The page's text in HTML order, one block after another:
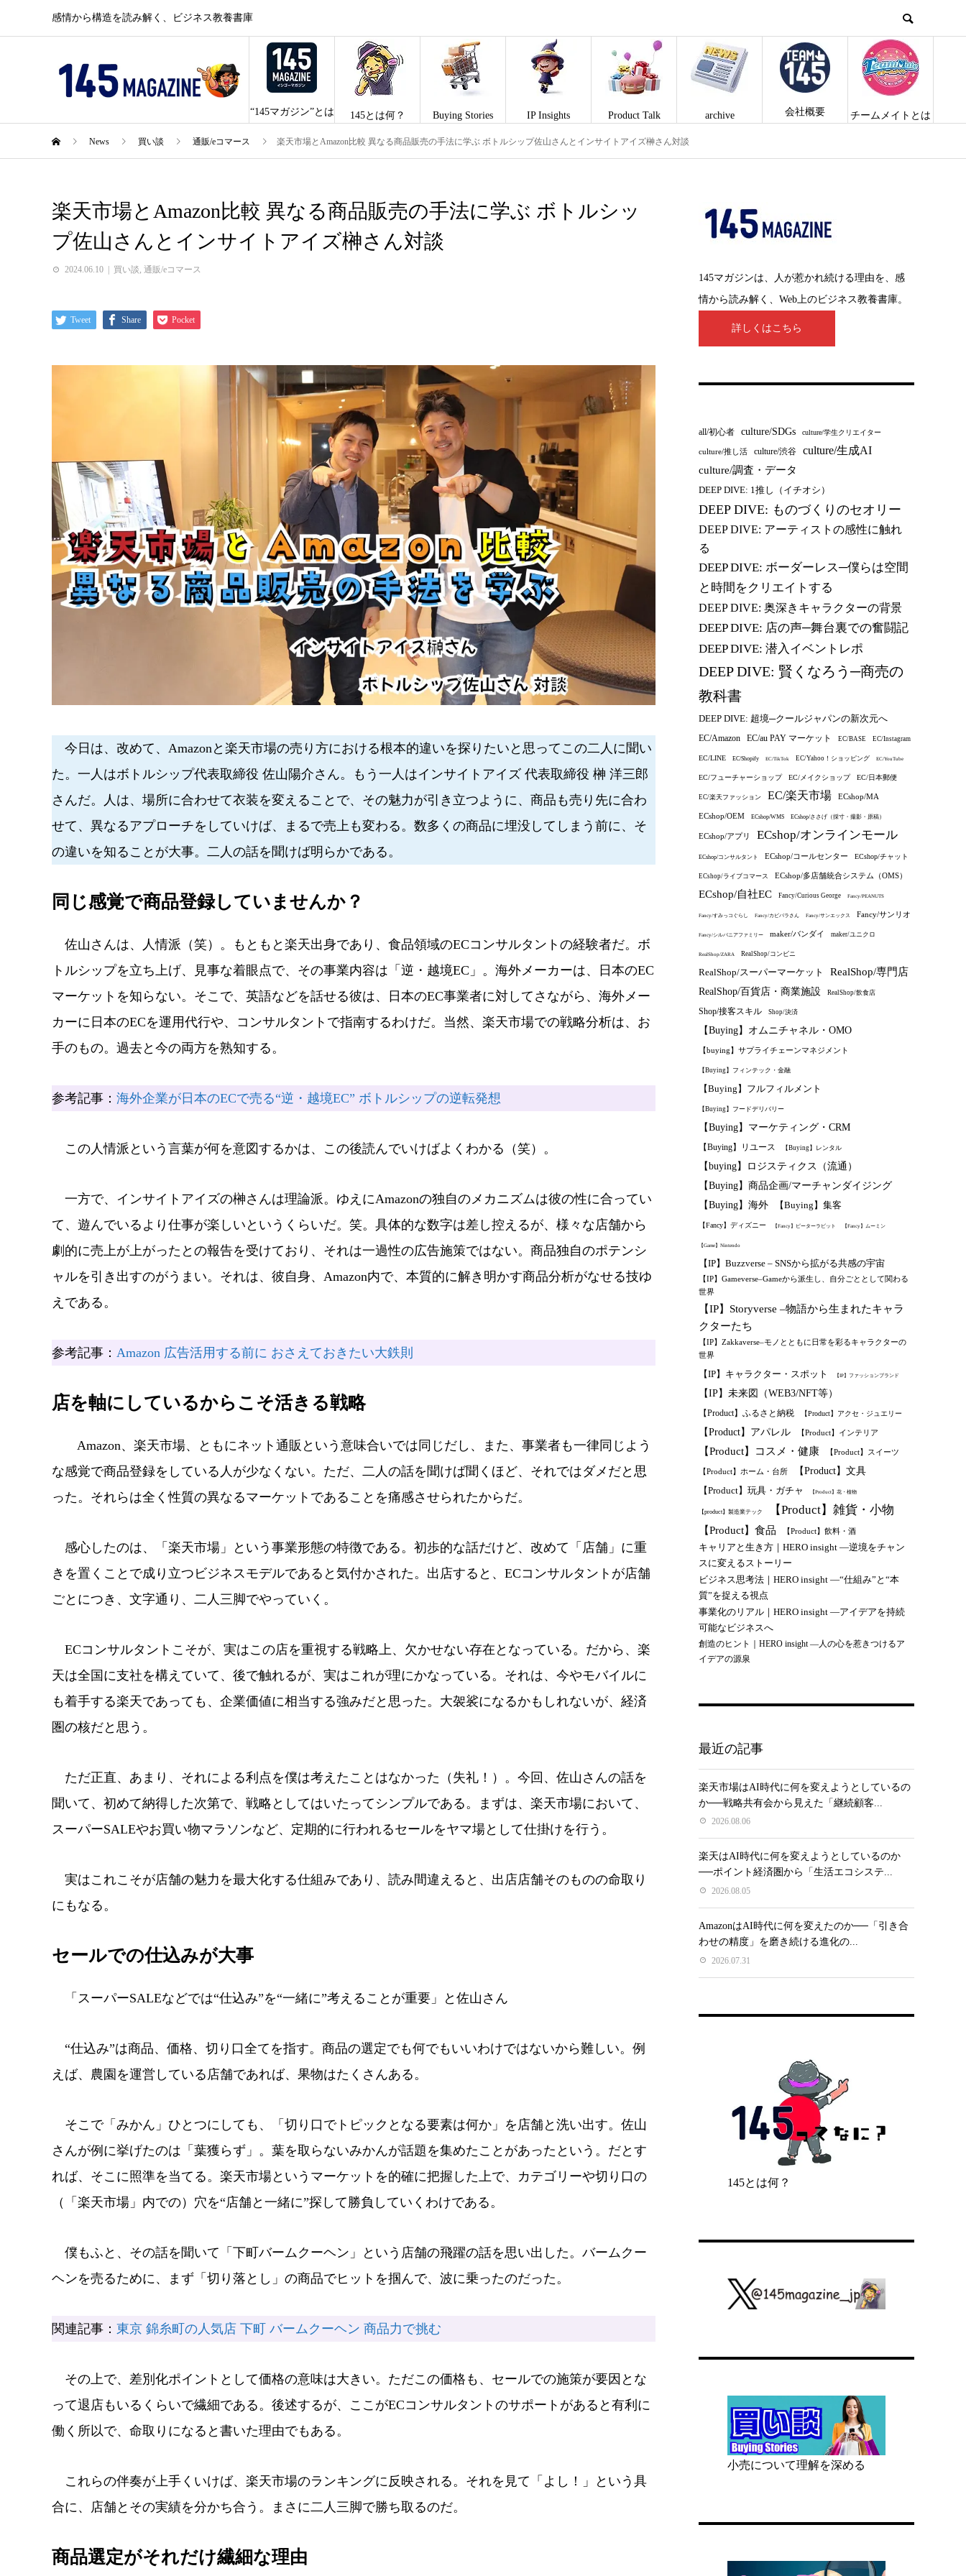
感情から構造を読み解く、ビジネス教養書庫
“145マガジン”とは 145とは何？ Buying Stories IP Insights Product Talk archive 会社概要 チームメイトとは
News 買い談 通販/eコマース 楽天市場とAmazon比較 異なる商品販売の手法に学ぶ ボトルシップ佐山さんとインサイトアイズ榊さん対談
楽天市場とAmazon比較 異なる商品販売の手法に学ぶ ボトルシッ
プ佐山さんとインサイトアイズ榊さん対談
2024.06.10 買い談, 通販/eコマース
Tweet Share Pocket
今日は、改めて、Amazonと楽天市場の売り方における根本的違いを探りたいと思ってこの二人に聞い
た。一人はボトルシップ代表取締役 佐山陽介さん。もう一人はインサイトアイズ 代表取締役 榊 洋三郎
さんだ。人は、場所に合わせて衣装を変えることで、その魅力が引き立つように、商品も売り先に合わ
せて、異なるアプローチをしていけば、まるで売上も変わる。数多くの商品に埋没してしまう前に、そ
の違いを知ることが大事。二人の話を聞けば明らかである。
同じ感覚で商品登録していませんか？
佐山さんは、人情派（笑）。もともと楽天出身であり、食品領域のECコンサルタントの経験者だ。ボ
トルシップを立ち上げ、見事な着眼点で、その事業内容は「逆・越境EC」。海外メーカーは、日本のEC
マーケットを知らない。そこで、英語などを話せる彼は、日本のEC事業者に対してさながら、海外メー
カーに日本のECを運用代行や、コンサルタントで指南するわけだ。当然、楽天市場での戦略分析は、お
手のもの。過去と今の両方を熟知する。
参考記事： 海外企業が日本のECで売る“逆・越境EC” ボトルシップの逆転発想
この人情派という言葉が何を意図するかは、この後読んでいけばよくわかる（笑）。
一方で、インサイトアイズの榊さんは理論派。ゆえにAmazonの独自のメカニズムは彼の性に合ってい
て、遊んでいるより仕事が楽しいというくらいだ。笑。具体的な数字は差し控えるが、様々な店舗から
劇的に売上が上がったとの報告を受けており、それは一過性の広告施策ではない。商品独自のポテンシ
ャルを引き出すのがうまい。それは、彼自身、Amazon内で、本質的に解き明かす商品分析がなせる技ゆ
えである。
参考記事： Amazon 広告活用する前に おさえておきたい大鉄則
店を軸にしているからこそ活きる戦略
Amazon、楽天市場、ともにネット通販という意味合いでは同じだし、また、事業者も一律同じよう
な感覚で商品登録をしている人が少なくない。ただ、二人の話を聞けば聞くほど、それではダメだと思
った。それらは全く性質の異なるマーケットであることを痛感させられたからだ。
感心したのは、「楽天市場」という事業形態の特徴である。初歩的な話だけど、改めて「店舗」に重
きを置くことで成り立つビジネスモデルであると気付かされた。出店すると、ECコンサルタントが店舗
ごとにつき、文字通り、二人三脚でやっていく。
ECコンサルタントこそが、実はこの店を重視する戦略上、欠かせない存在となっている。だから、楽
天は全国に支社を構えていて、後で触れるが、実はこれが理にかなっている。それは、今やモバイルに
も着手する楽天であっても、企業価値に相当する強みだと思った。大袈裟になるかもしれないが、経済
圏の核だと思う。
ただ正直、あまり、それによる利点を僕は考えたことはなかった（失礼！）。今回、佐山さんの話を
聞いて、初めて納得した次第で、戦略としてはいたってシンプルである。まずは、楽天市場において、
スーパーSALEやお買い物マラソンなど、定期的に行われるセールをヤマ場として仕掛けを行う。
実はこれこそが店舗の魅力を最大化する仕組みであり、読み間違えると、出店店舗そのものの命取り
にもなる。
セールでの仕込みが大事
「スーパーSALEなどでは“仕込み”を“一緒に”考えることが重要」と佐山さん
“仕込み”は商品、価格、切り口全てを指す。商品の選定でも何でもいいわけではないから難しい。例
えば、農園を運営している店舗であれば、果物はたくさんある。
そこで「みかん」ひとつにしても、「切り口でトピックとなる要素は何か」を店舗と洗い出す。佐山
さんが例に挙げたのは「葉獲らず」。葉を取らないみかんが話題を集めたことがあったという。だとす
れば、そこに照準を当てる。楽天市場というマーケットを的確に把握した上で、カテゴリーや切り口の
（「楽天市場」内での）穴を“店舗と一緒に”探して勝負していくわけである。
僕もふと、その話を聞いて「下町バームクーヘン」という店舗の飛躍の話を思い出した。バームクー
ヘンを売るために、まず「切り落とし」の商品でヒットを掴んで、波に乗ったのだった。
関連記事： 東京 錦糸町の人気店 下町 バームクーヘン 商品力で挑む
その上で、差別化ポイントとして価格の意味は大きい。ただこの価格も、セールでの施策が要因とな
って退店もいるくらいで繊細である。後述するが、ここがECコンサルタントのサポートがあると有利に
働く所以で、命取りになると書いた理由でもある。
これらの伴奏が上手くいけば、楽天市場のランキングに反映される。それを見て「よし！」という具
合に、店舗とその実績を分かち合う。まさに二人三脚で勝ち取るのだ。
商品選定がそれだけ繊細な理由
145マガジンは、人が惹かれ続ける理由を、感
情から読み解く、Web上のビジネス教養書庫。
詳しくはこちら
all/初心者 culture/SDGs culture/学生クリエイター
culture/推し活 culture/渋谷 culture/生成AI
culture/調査・データ
DEEP DIVE: 1推し（イチオシ）
DEEP DIVE: ものづくりのセオリー
DEEP DIVE: アーティストの感性に触れ
る
DEEP DIVE: ボーダーレス─僕らは空間
と時間をクリエイトする
DEEP DIVE: 奥深きキャラクターの背景
DEEP DIVE: 店の声─舞台裏での奮闘記
DEEP DIVE: 潜入イベントレポ
DEEP DIVE: 賢くなろう─商売の
教科書
DEEP DIVE: 超境─クールジャパンの新次元へ
EC/Amazon EC/au PAY マーケット EC/BASE EC/Instagram
EC/LINE EC/Shopify EC/TikTok EC/Yahoo！ショッピング EC/YouTube
EC/フューチャーショップ EC/メイクショップ EC/日本郵便
EC/楽天ファッション EC/楽天市場 ECshop/MA
ECshop/OEM ECshop/WMS ECshop/ささげ（採寸・撮影・原稿）
ECshop/アプリ ECshop/オンラインモール
ECshop/コンサルタント ECshop/コールセンター ECshop/チャット
ECshop/ライブコマース ECshop/多店舗統合システム（OMS）
ECshop/自社EC Fancy/Curious George Fancy/PEANUTS
Fancy/すみっコぐらし Fancy/カピバラさん Fancy/サンエックス Fancy/サンリオ
Fancy/シルバニアファミリー maker/バンダイ maker/ユニクロ
RealShop/ZARA RealShop/コンビニ
RealShop/スーパーマーケット RealShop/専門店
RealShop/百貨店・商業施設 RealShop/飲食店
Shop/接客スキル Shop/決済
【Buying】オムニチャネル・OMO
【buying】サプライチェーンマネジメント
【Buying】フィンテック・金融
【Buying】フルフィルメント
【Buying】フードデリバリー
【Buying】マーケティング・CRM
【Buying】リユース 【Buying】レンタル
【buying】ロジスティクス（流通）
【Buying】商品企画/マーチャンダイジング
【Buying】海外
【Buying】集客
【Fancy】ディズニー 【Fancy】ピーターラビット 【Fancy】ムーミン
【Game】Nintendo
【IP】Buzzverse – SNSから拡がる共感の宇宙
【IP】Gameverse–Gameから派生し、自分ごととして関わる
世界
【IP】Storyverse –物語から生まれたキャラ
クターたち
【IP】Zakkaverse–モノとともに日常を彩るキャラクターの
世界
【IP】キャラクター・スポット 【IP】ファッションブランド
【IP】未来図（WEB3/NFT等）
【Product】ふるさと納税 【Product】アクセ・ジュエリー
【Product】アパレル 【Product】インテリア
【Product】コスメ・健康 【Product】スイーツ
【Product】ホーム・台所 【Product】文具
【Product】玩具・ガチャ 【Product】花・植物
【product】製造業テック 【Product】雑貨・小物
【Product】食品 【Product】飲料・酒
キャリアと生き方｜HERO insight —逆境をチャン
スに変えるストーリー
ビジネス思考法｜HERO insight —“仕組み”と“本
質”を捉える視点
事業化のリアル｜HERO insight —アイデアを持続
可能なビジネスへ
創造のヒント｜HERO insight —人の心を惹きつけるア
イデアの源泉
最近の記事
楽天市場はAI時代に何を変えようとしているの
か──戦略共有会から見えた「継続顧客...
2026.08.06
楽天はAI時代に何を変えようとしているのか
──ポイント経済圏から「生活エコシステ...
2026.08.05
AmazonはAI時代に何を変えたのか──「引き合
わせの精度」を磨き続ける進化の...
2026.07.31
145とは何？
小売について理解を深める